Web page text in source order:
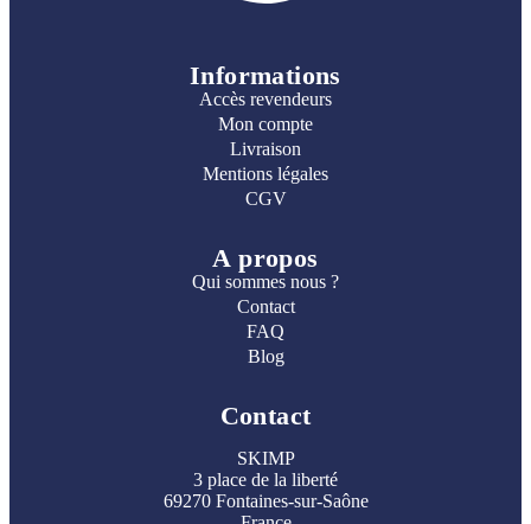
Informations
Accès revendeurs
Mon compte
Livraison
Mentions légales
CGV
A propos
Qui sommes nous ?
Contact
FAQ
Blog
Contact
SKIMP
3 place de la liberté
69270 Fontaines-sur-Saône